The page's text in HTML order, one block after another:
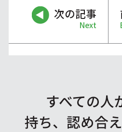
次の記事
Next
すべての人
持ち、認め合え